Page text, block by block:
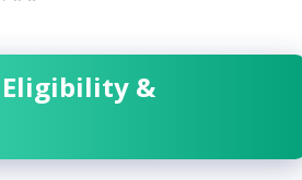
Eligibility &